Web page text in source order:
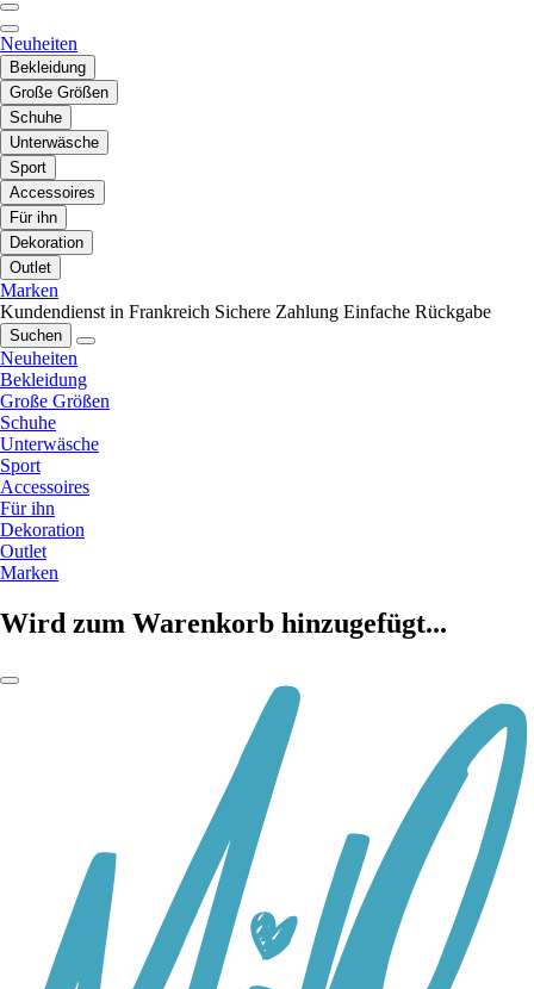
Neuheiten
Bekleidung
Große Größen
Schuhe
Unterwäsche
Sport
Accessoires
Für ihn
Dekoration
Outlet
Marken
Kundendienst in Frankreich Sichere Zahlung Einfache Rückgabe
Suchen
Neuheiten
Bekleidung
Große Größen
Schuhe
Unterwäsche
Sport
Accessoires
Für ihn
Dekoration
Outlet
Marken
Wird zum Warenkorb hinzugefügt...